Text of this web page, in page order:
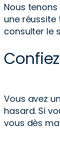
Nous
une réussite
consulter le
Vous avez
hasard. Si
vous dès